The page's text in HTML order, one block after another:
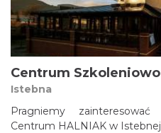
gór, widok na Tatry, na
Istebna
Pragniemy
Centrum HALNIAK w